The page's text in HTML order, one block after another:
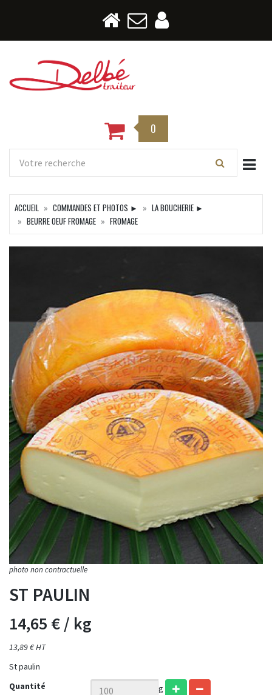
0
ACCUEIL COMMANDES ET PHOTOS ►
LA BOUCHERIE ►
BEURRE OEUF FROMAGE
FROMAGE
ST PAULIN
14,65 €/ kg
13,89 € HT
St paulin
Quantité
g